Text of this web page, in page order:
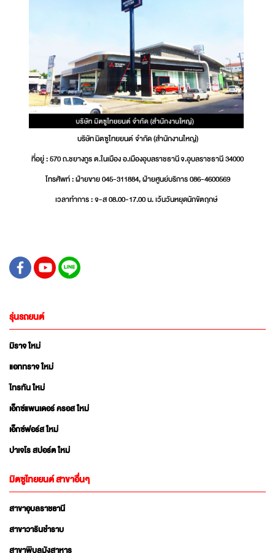
บริษัท มิตซูไทยยนต์ จำกัด (สำนักงานใหญ่)
ที่อยู่ : 570 ถ.ชยางกูร ต.ในเมือง อ.เมืองอุบลราชธานี จ.อุบลราชธานี 34000
โทรศัพท์ : ฝ่ายขาย 045-311884, ฝ่ายศูนย์บริการ 086-4600569
เวลาทำการ : จ-ส 08.00-17.00 น. เว้นวันหยุดนักขัตฤกษ์
รุ่นรถยนต์
มิราจ ใหม่
แอททราจ ใหม่
ไทรทัน ใหม่
เอ็กซ์แพนเดอร์ ครอส ใหม่
เอ็กซ์ฟอร์ส ใหม่
ปาเจโร สปอร์ต ใหม่
มิตซูไทยยนต์ สาขาอื่นๆ
สาขาอุบลราชธานี
สาขาวารินชำราบ